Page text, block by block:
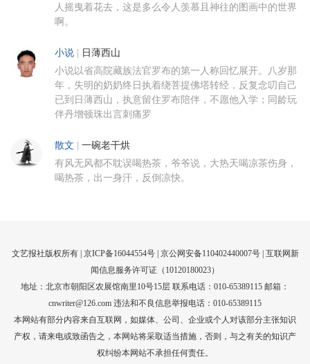
人摇曳着花去，这是多么令人羡慕且神往的图画中的世界
啊。
小说 日薄西山
小说以省高院藏族法官罗布的第一人称回忆展开。八岁那
年，失明的奶奶终日执着绕菩提佛塔转经，反复念叨自己
已到日薄西山，执意留住罗布陪伴，不愿他入学；同龄玩
伴丹增顿珠出言刺痛罗
散文 一碗老干烘
有风无风都不耽误喝热茶，爷爷说，大热天喝凉茶伤身，
喝热茶，出一身汗，反倒凉快。
文艺报社版权所有 | 京ICP备16044554号| 京公网安备110402440007号 | 互联网新
闻信息服务许可证（10120180023）
地址：北京市朝阳区农展馆南里10号15层 联系电话：010-65389115 邮箱：
cnwriter@126.com 违法和不良信息举报电话：010-65389115
本网站有部分内容来自互联网，如媒体、公司、企业或个人对该部分主张知识
产权，请来电或致函告之，本网站将采取适当措施，否则，与之有关的知识产
权纠纷本网站不承担任何责任。